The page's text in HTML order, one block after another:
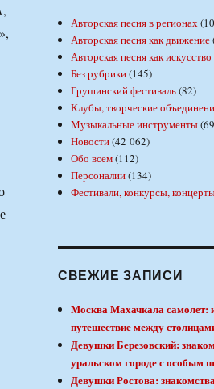
Авторская песня в регионах
Авторская песня как движение
Авторская песня как искусство
Без рубрики(145)
Грушинский фестиваль(82)
Клубы, творческие
Музыкальные инструменты
Новости(42 062)
Обо всем(112)
Персоналии(134)
Фестивали, конкурсы,
СВЕЖИЕ ЗАПИСИ
Москва Махачкала самолет:
путешествие между
Девушки Березовский:
уральском городе с особым
Девушки Ростова: